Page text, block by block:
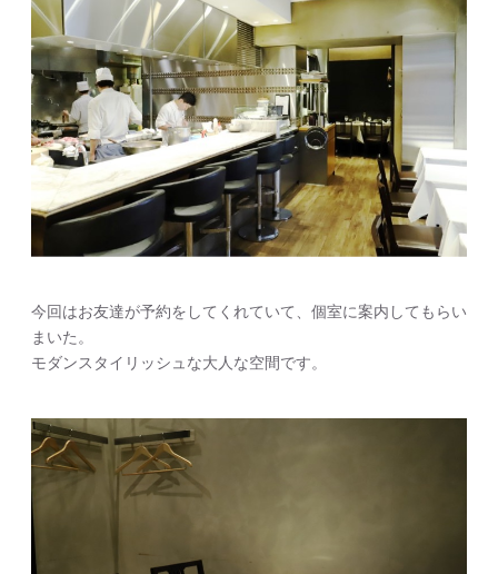
今回はお友達が予約をしてくれていて、個室に案内してもらい
まいた。
モダンスタイリッシュな大人な空間です。